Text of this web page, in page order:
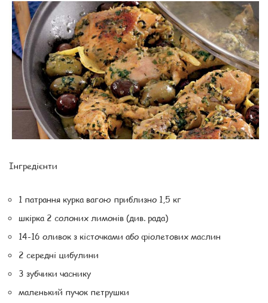
Інгредієнти
1 патрання курка вагою приблизно 1,5 кг
шкірка 2 солоних лимонів (див. рада)
14-16 оливок з кісточками або фіолетових маслин
2 середні цибулини
3 зубчики часнику
маленький пучок петрушки